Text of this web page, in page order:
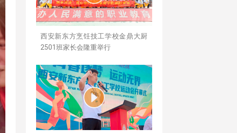
西安新东方烹饪技工学校金鼎大厨
2501班家长会隆重举行